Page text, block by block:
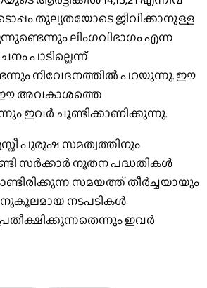
തുല്യതയോടെ ജീവിക്കാനുള്ള
ലിംഗവിഭാഗം എന്ന
പാടില്ലെന്ന്
നിവേദനത്തില്‍ പറയുന്നു. ഈ
അവകാശത്തെ
ഇവര്‍ ചൂണ്ടിക്കാണിക്കുന്നു.
പുരുഷ സമത്വത്തിനും
സര്‍ക്കാര്‍ നൂതന പദ്ധതികള്‍
സമയത്ത് തീര്‍ച്ചയായും
നടപടികള്‍
ഇവര്‍